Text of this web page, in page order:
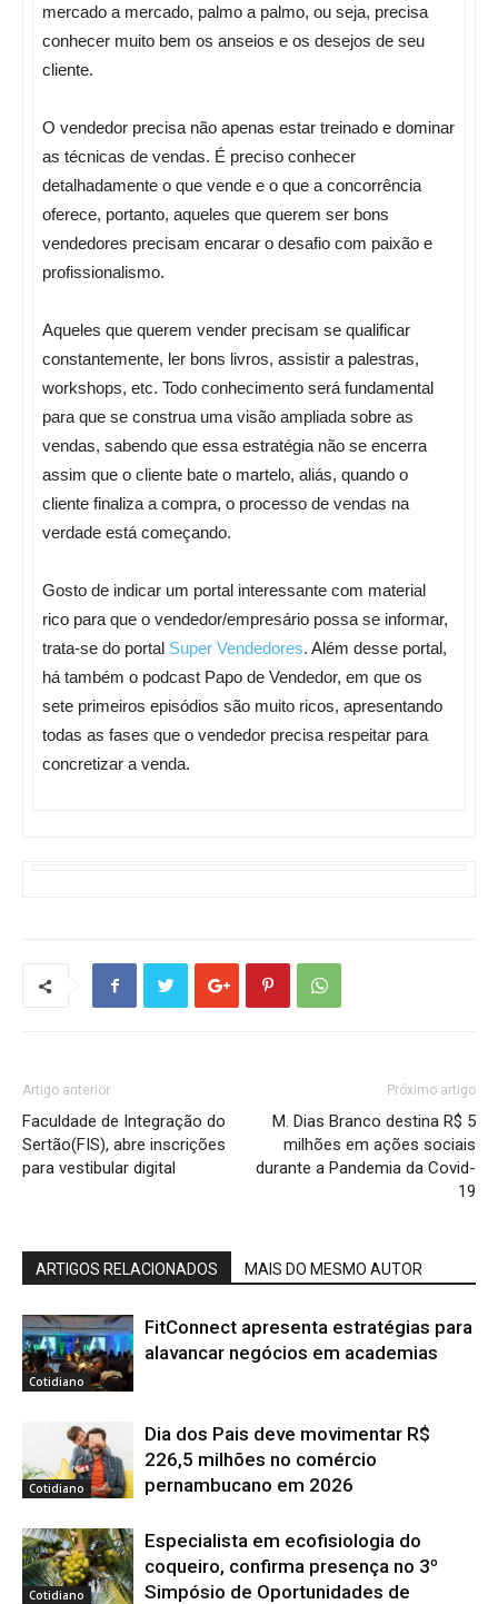
mercado a mercado, palmo a palmo, ou seja, precisa
conhecer muito bem os anseios e os desejos de seu
cliente.
O vendedor precisa não apenas estar treinado e dominar
as técnicas de vendas. É preciso conhecer
detalhadamente o que vende e o que a concorrência
oferece, portanto, aqueles que querem ser bons
vendedores precisam encarar o desafio com paixão e
profissionalismo.
Aqueles que querem vender precisam se qualificar
constantemente, ler bons livros, assistir a palestras,
workshops, etc. Todo conhecimento será fundamental
para que se construa uma visão ampliada sobre as
vendas, sabendo que essa estratégia não se encerra
assim que o cliente bate o martelo, aliás, quando o
cliente finaliza a compra, o processo de vendas na
verdade está começando.
Gosto de indicar um portal interessante com material
rico para que o vendedor/empresário possa se informar,
trata-se do portal Super Vendedores. Além desse portal,
há também o podcast Papo de Vendedor, em que os
sete primeiros episódios são muito ricos, apresentando
todas as fases que o vendedor precisa respeitar para
concretizar a venda.
Artigo anterior
Faculdade de Integração do
Sertão(FIS), abre inscrições
para vestibular digital
Próximo artigo
M. Dias Branco destina R$ 5
milhões em ações sociais
durante a Pandemia da Covid-
19
ARTIGOS RELACIONADOS MAIS DO MESMO AUTOR
Cotidiano
FitConnect apresenta estratégias para
alavancar negócios em academias
Cotidiano
Dia dos Pais deve movimentar R$
226,5 milhões no comércio
pernambucano em 2026
Cotidiano
Especialista em ecofisiologia do
coqueiro, confirma presença no 3º
Simpósio de Oportunidades de